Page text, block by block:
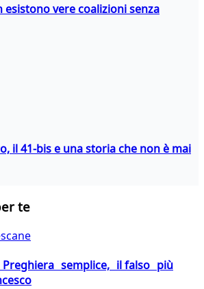
vere coalizioni senza
il 41-bis e una storia che non è mai
te
Preghiera semplice, il falso più